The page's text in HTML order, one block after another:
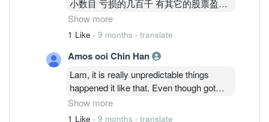
小数目 亏损的几百千 有其它的股票盈利
盖过 只是万万没想到 庄家TY和MAA 可
以那么绝 pump了那么钱 尽然不顾及保住
负债是17,468.57百万 都没有撑过去 knm
总负债只是它的尾数 临门一脚bursa打击
它 人生中第一次打击 又学到新经验 那些
没有投资 又喜欢攻击我的 我不在乎 我只
在乎做好自己 赌输了就愿赌服输 那么多
Show more
1 Like · 9 months · translate
Amos ooi Chin Han
Lam, it is really unpredictable things
happened it like that. Even though got
royal family, TY & MAA big investment
into this company are also can't safe this
Show more
1 Like · 9 months · translate